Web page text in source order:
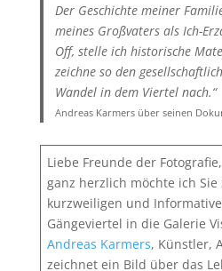
Der Geschichte meiner
meines Großvaters als Ich-
Off, stelle ich historische
zeichne so den
Wandel in dem Viertel nach.“
Andreas Karmers über seinen
Liebe Freunde der Fotografie,
ganz herzlich möchte ich Sie
kurzweiligen und
Gängeviertel in die Galerie
Andreas Karmers, Künstler,
zeichnet ein Bild über das